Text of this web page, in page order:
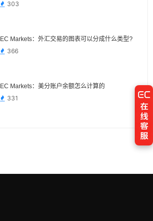
303
EC Markets：外汇交易的图表可以分成什么类型?
366
EC Markets：美分账户余额怎么计算的
331